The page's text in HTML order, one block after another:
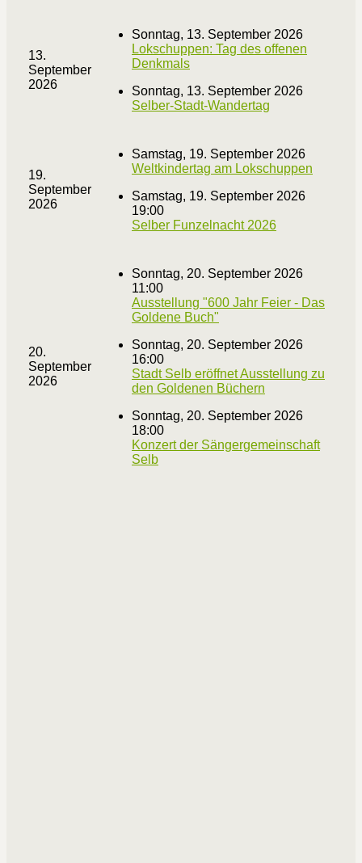
13.
September
2026
Sonntag, 13. September 2026
Lokschuppen: Tag des offenen
Denkmals
Sonntag, 13. September 2026
Selber-Stadt-Wandertag
19.
September
2026
Samstag, 19. September 2026
Weltkindertag am Lokschuppen
Samstag, 19. September 2026
19:00
Selber Funzelnacht 2026
20.
September
2026
Sonntag, 20. September 2026
11:00
Ausstellung "600 Jahr Feier - Das
Goldene Buch"
Sonntag, 20. September 2026
16:00
Stadt Selb eröffnet Ausstellung zu
den Goldenen Büchern
Sonntag, 20. September 2026
18:00
Konzert der Sängergemeinschaft
Selb